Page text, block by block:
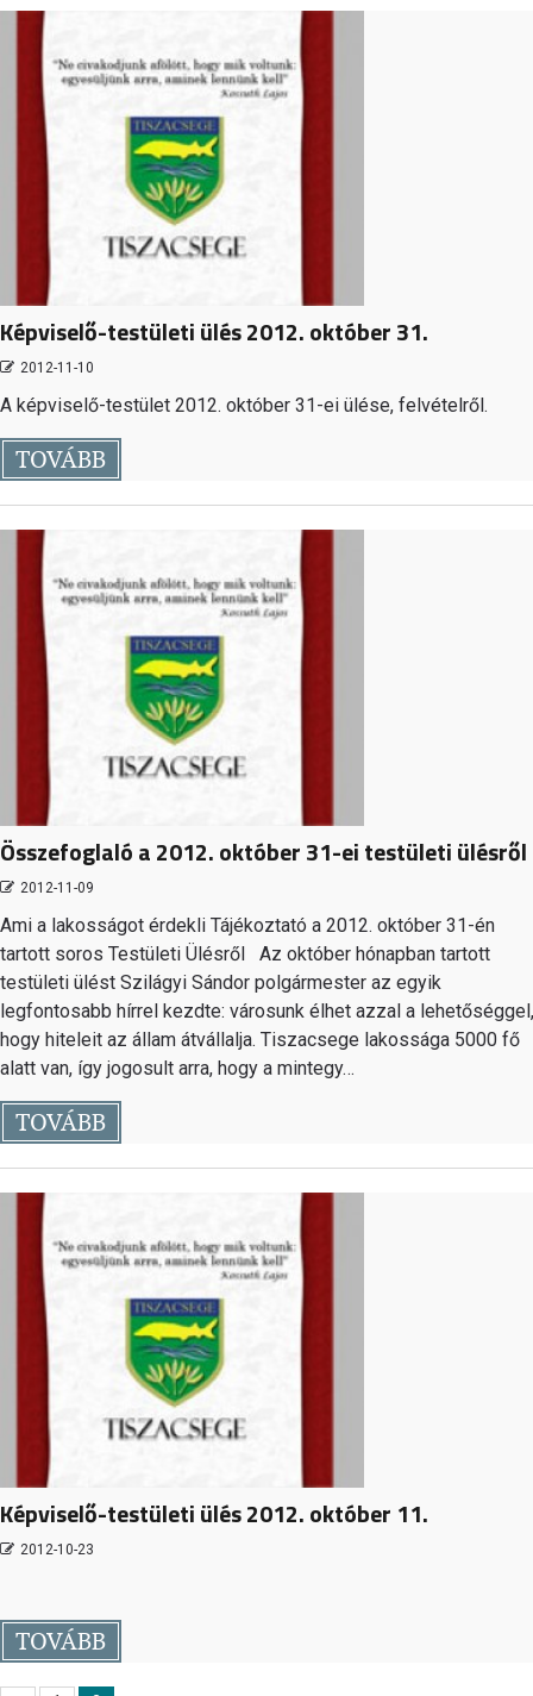
Képviselő-testületi ülés 2012. október 31.
2012-11-10
A képviselő-testület 2012. október 31-ei ülése, felvételről.
TOVÁBB
Összefoglaló a 2012. október 31-ei testületi ülésről
2012-11-09
Ami a lakosságot érdekli Tájékoztató a 2012. október 31-én
tartott soros Testületi Ülésről Az október hónapban tartott
testületi ülést Szilágyi Sándor polgármester az egyik
legfontosabb hírrel kezdte: városunk élhet azzal a lehetőséggel,
hogy hiteleit az állam átvállalja. Tiszacsege lakossága 5000 fő
alatt van, így jogosult arra, hogy a mintegy…
TOVÁBB
Képviselő-testületi ülés 2012. október 11.
2012-10-23
TOVÁBB